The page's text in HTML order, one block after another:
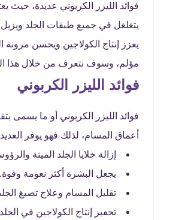
فوائد الليزر الكربوني عديدة، حيث
يتغلغل في جميع طبقات الجلد
يعزز إنتاج الكولاجين ويحسن
مؤلم، وسوف نتعرف من خلال هذا
فوائد الليزر الكربوني
فوائد الليزر الكربوني أو ما
أعماق المسام، لذلك فهو يوفر
إزالة خلايا الجلد الميتة
يجعل البشرة أكثر نعومة وقوة.
تقليل المسام وعلاج تصبغ
تحفيز إنتاج الكولاجين في